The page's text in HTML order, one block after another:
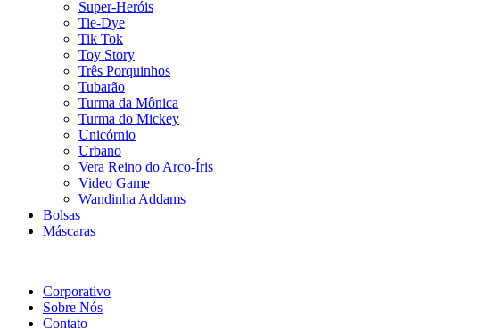
Super-Heróis
Tie-Dye
Tik Tok
Toy Story
Três Porquinhos
Tubarão
Turma da Mônica
Turma do Mickey
Unicórnio
Urbano
Vera Reino do Arco-Íris
Video Game
Wandinha Addams
Bolsas
Máscaras
Corporativo
Sobre Nós
Contato